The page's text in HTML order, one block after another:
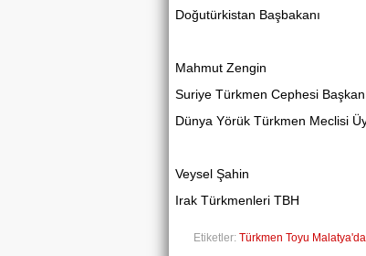
Doğutürkistan Başbakanı
Mahmut Zengin
Suriye Türkmen Cephesi
Dünya Yörük Türkmen Meclisi
Veysel Şahin
Irak Türkmenleri TBH
Etiketler: Türkmen Toyu Malatya'da